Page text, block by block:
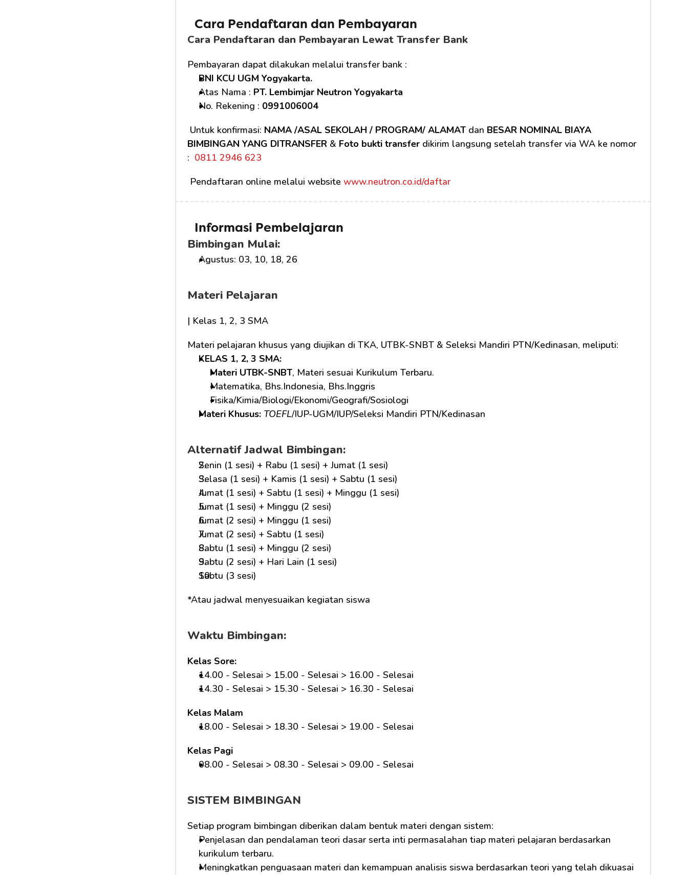
Cara Pendaftaran dan Pembayaran
Cara Pendaftaran dan Pembayaran Lewat Transfer Bank
Pembayaran dapat dilakukan melalui transfer bank :
BNI KCU UGM Yogyakarta.
Atas Nama : PT. Lembimjar Neutron Yogyakarta
No. Rekening : 0991006004
Untuk konfirmasi: NAMA /ASAL SEKOLAH / PROGRAM/ ALAMAT dan BESAR NOMINAL BIAYA
BIMBINGAN YANG DITRANSFER & Foto bukti transfer dikirim langsung setelah transfer via WA ke nomor
: 0811 2946 623
Pendaftaran online melalui website www.neutron.co.id/daftar
Informasi Pembelajaran
Bimbingan Mulai:
Agustus: 03, 10, 18, 26
Materi Pelajaran
| Kelas 1, 2, 3 SMA
Materi pelajaran khusus yang diujikan di TKA, UTBK-SNBT & Seleksi Mandiri PTN/Kedinasan, meliputi:
KELAS 1, 2, 3 SMA:
Materi UTBK-SNBT, Materi sesuai Kurikulum Terbaru.
Matematika, Bhs.Indonesia, Bhs.Inggris
Fisika/Kimia/Biologi/Ekonomi/Geografi/Sosiologi
Materi Khusus: TOEFL/IUP-UGM/IUP/Seleksi Mandiri PTN/Kedinasan
Alternatif Jadwal Bimbingan:
Senin (1 sesi) + Rabu (1 sesi) + Jumat (1 sesi)
Selasa (1 sesi) + Kamis (1 sesi) + Sabtu (1 sesi)
Jumat (1 sesi) + Sabtu (1 sesi) + Minggu (1 sesi)
Jumat (1 sesi) + Minggu (2 sesi)
Jumat (2 sesi) + Minggu (1 sesi)
Jumat (2 sesi) + Sabtu (1 sesi)
Sabtu (1 sesi) + Minggu (2 sesi)
Sabtu (2 sesi) + Hari Lain (1 sesi)
Sabtu (3 sesi)
*Atau jadwal menyesuaikan kegiatan siswa
Waktu Bimbingan:
Kelas Sore:
14.00 - Selesai > 15.00 - Selesai > 16.00 - Selesai
14.30 - Selesai > 15.30 - Selesai > 16.30 - Selesai
Kelas Malam
18.00 - Selesai > 18.30 - Selesai > 19.00 - Selesai
Kelas Pagi
08.00 - Selesai > 08.30 - Selesai > 09.00 - Selesai
SISTEM BIMBINGAN
Setiap program bimbingan diberikan dalam bentuk materi dengan sistem:
Penjelasan dan pendalaman teori dasar serta inti permasalahan tiap materi pelajaran berdasarkan
kurikulum terbaru.
Meningkatkan penguasaan materi dan kemampuan analisis siswa berdasarkan teori yang telah dikuasai